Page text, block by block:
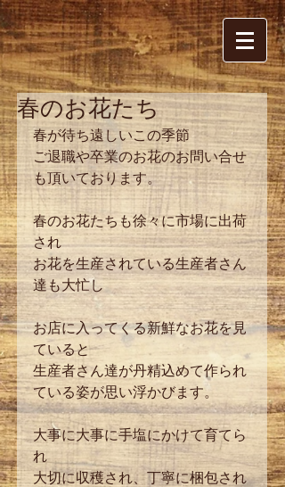
春のお花たち
春が待ち遠しいこの季節
ご退職や卒業のお花のお問い合せ
も頂いております。
春のお花たちも徐々に市場に出荷
され
お花を生産されている生産者さん
達も大忙し
お店に入ってくる新鮮なお花を見
ていると
生産者さん達が丹精込めて作られ
ている姿が思い浮かびます。
大事に大事に手塩にかけて育てら
れ
大切に収穫され、丁寧に梱包され